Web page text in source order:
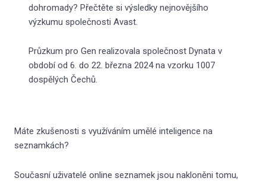
dohromady? Přečtěte si výsledky nejnovějšího
výzkumu společnosti Avast.
Průzkum pro Gen realizovala společnost Dynata v
období od 6. do 22. března 2024 na vzorku 1007
dospělých Čechů.
Máte zkušenosti s využíváním umělé inteligence na
seznamkách?
Současní uživatelé online seznamek jsou nakloněni tomu,